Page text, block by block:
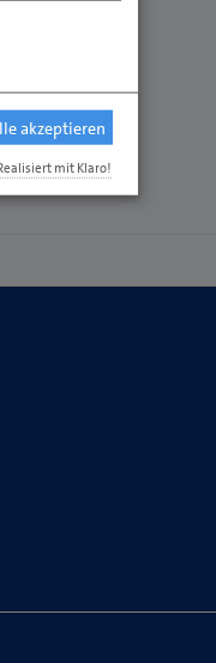
akzeptieren
mit Klaro!